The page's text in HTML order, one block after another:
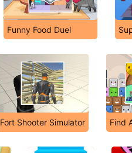
Funny Food Duel
Fort Shooter Simulator Find